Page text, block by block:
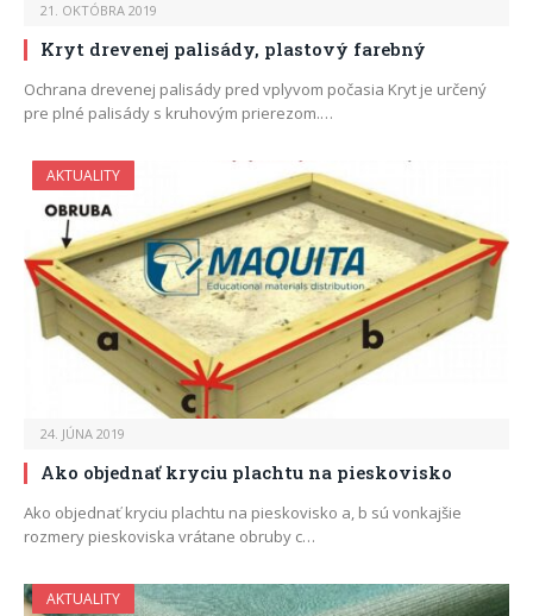
21. OKTÓBRA 2019
Kryt drevenej palisády, plastový farebný
Ochrana drevenej palisády pred vplyvom počasia Kryt je určený
pre plné palisády s kruhovým prierezom.…
AKTUALITY
24. JÚNA 2019
Ako objednať kryciu plachtu na pieskovisko
Ako objednať kryciu plachtu na pieskovisko a, b sú vonkajšie
rozmery pieskoviska vrátane obruby c…
AKTUALITY